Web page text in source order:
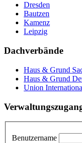
Dresden
Bautzen
Kamenz
Leipzig
Dachverbände
Haus & Grund
Haus & Grund
Union
Benutzername